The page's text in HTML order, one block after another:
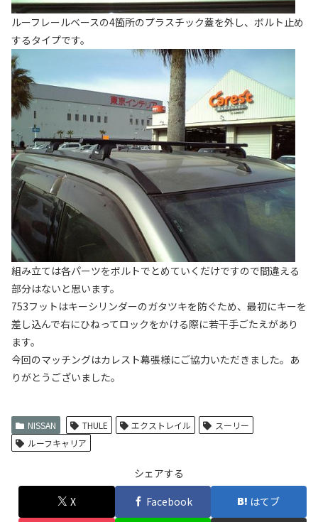
ルーフレールベースの4箇所のプラスチック蓋を外し、ボルト止め
するタイプです。
組み立ては各パーツをボルトでとめていくだけですので間違える
部分はないと思います。
753フットはキーシリンダーのガタツキを防ぐため、最初にキーを
差し込んで右にひねってロックをかける際に若干手ごたえがあり
ます。
今回のマッチングはカレスト幕張様にご協力いただきました。あ
りがとうございました。
NISSAN THULE エクストレイル
スーリー
ルーフキャリア
シェアする
X
Facebook はてブ